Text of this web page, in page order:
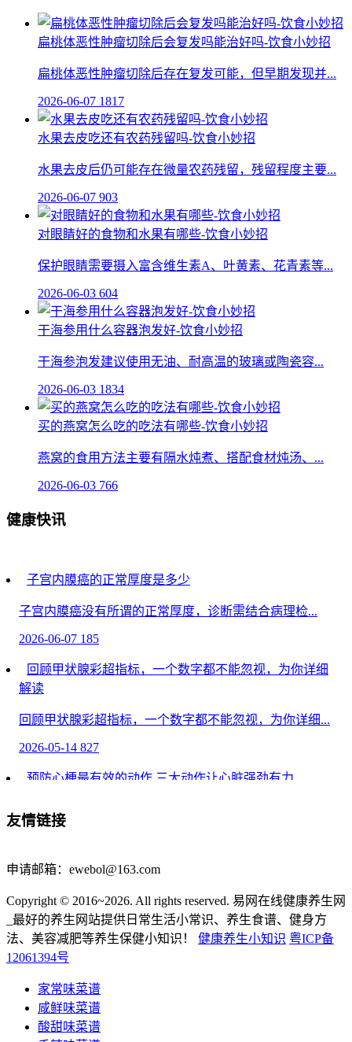
扁桃体恶性肿瘤切除后会复发吗能治好吗-饮食小妙招
扁桃体恶性肿瘤切除后存在复发可能，但早期发现并...
2026-06-07 1817
水果去皮吃还有农药残留吗-饮食小妙招
水果去皮后仍可能存在微量农药残留，残留程度主要...
2026-06-07 903
对眼睛好的食物和水果有哪些-饮食小妙招
保护眼睛需要摄入富含维生素A、叶黄素、花青素等...
2026-06-03 604
干海参用什么容器泡发好-饮食小妙招
干海参泡发建议使用无油、耐高温的玻璃或陶瓷容...
2026-06-03 1834
买的燕窝怎么吃的吃法有哪些-饮食小妙招
燕窝的食用方法主要有隔水炖煮、搭配食材炖汤、...
2026-06-03 766
健康快讯
子宫内膜癌的正常厚度是多少
子宫内膜癌没有所谓的正常厚度，诊断需结合病理检...
2026-06-07 185
回顾甲状腺彩超指标，一个数字都不能忽视，为你详细
解读
回顾甲状腺彩超指标，一个数字都不能忽视，为你详细...
2026-05-14 827
预防心梗最有效的动作 三大动作让心脏强劲有力
越来越受大众关注的心梗，其实又叫急性心肌梗死，通...
医生调查发现：癌症患者若每天睡午觉，不出半年，或
医生调查发现：癌症患者若每天睡午觉，不出半年，或
有...
2026-04-25
不同年龄段的细胞数量变化
年龄从来不是拒绝保养、拒绝管理的借口，无论你现...
友情链接
申请邮箱：ewebol@163.com
Copyright © 2016~2026. All rights reserved. 易网在线健康养生网
_最好的养生网站提供日常生活小常识、养生食谱、健身方
法、美容减肥等养生保健小知识！ 健康养生小知识 粤ICP备
12061394号
家常味菜谱
咸鲜味菜谱
酸甜味菜谱